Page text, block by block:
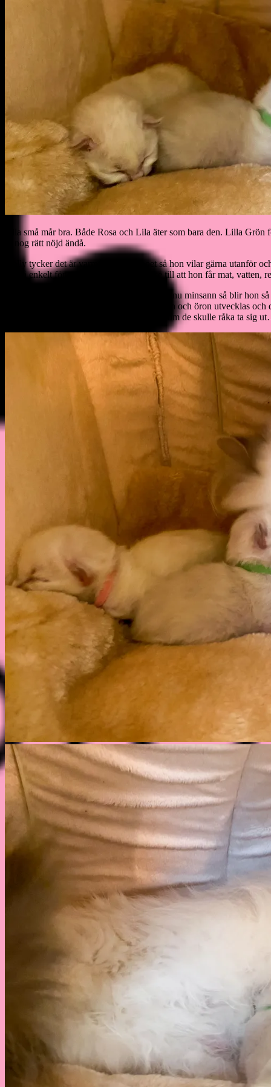
Alla små mår bra. Både Rosa och Lila äter som bara den. Lilla
är nog rätt nöjd ändå.
Holly tycker det är varmt i kattungeboet så hon vilar gärna utanför
det så enkelt för mig. Jag behöver bara se till att hon får mat, vatten,
Holly är i vanliga fall inte en gosekatt. Men nu minsann så blir hon
det snart börjar bli dags för nästan steg: ögon och öron utvecklas
mörkare och så kommer de få lite större… om de skulle råka ta sig